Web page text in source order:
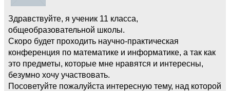
Здравствуйте, я ученик 11 класса,
общеобразовательной школы.
Скоро будет проходить научно-практическая
конференция по математике и информатике, а так как
это предметы, которые мне нравятся и интересны,
безумно хочу участвовать.
Посоветуйте пожалуйста интересную тему, над которой